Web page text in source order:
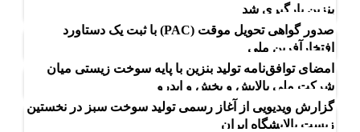
تیر
20
تیر
بنزین بارگیری شد
20
خرداد
صدور گواهی تحویل موقت (PAC) با ثبت یک دستاورد
افتخارآفرین ملی
19
خرداد
امضای توافق‌نامه تولید بنزین با پایه سوخت زیستی میان
شرکت ملی پالایش و پخش و ایدرو
3
گزارش ویدیویی از آغاز رسمی تولید سوخت سبز در نخستین
زیست پالایشگاه ایران